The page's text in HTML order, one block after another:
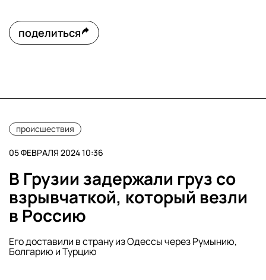
поделиться
происшествия
05 ФЕВРАЛЯ 2024 10:36
В Грузии задержали груз со
взрывчаткой, который везли
в Россию
Его доставили в страну из Одессы через Румынию,
Болгарию и Турцию